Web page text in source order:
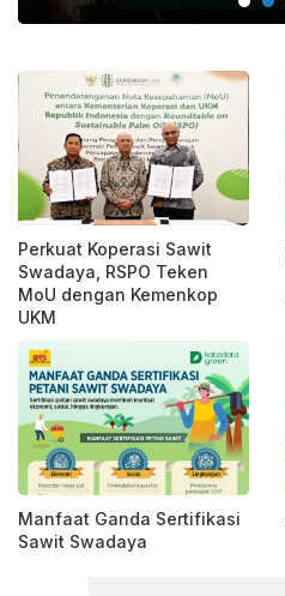
Perkuat Koperasi Sawit
Swadaya, RSPO Teken
MoU dengan Kemenkop
UKM
Manfaat Ganda Sertifikasi
Sawit Swadaya